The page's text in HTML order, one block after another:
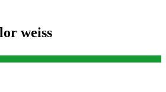
weiss